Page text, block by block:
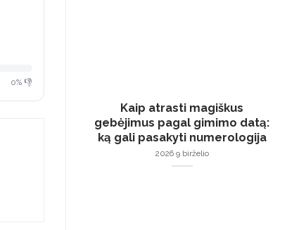
0% 👎
Kaip atrasti magiškus
gebėjimus pagal gimimo datą:
ką gali pasakyti numerologija
2026 9 birželio